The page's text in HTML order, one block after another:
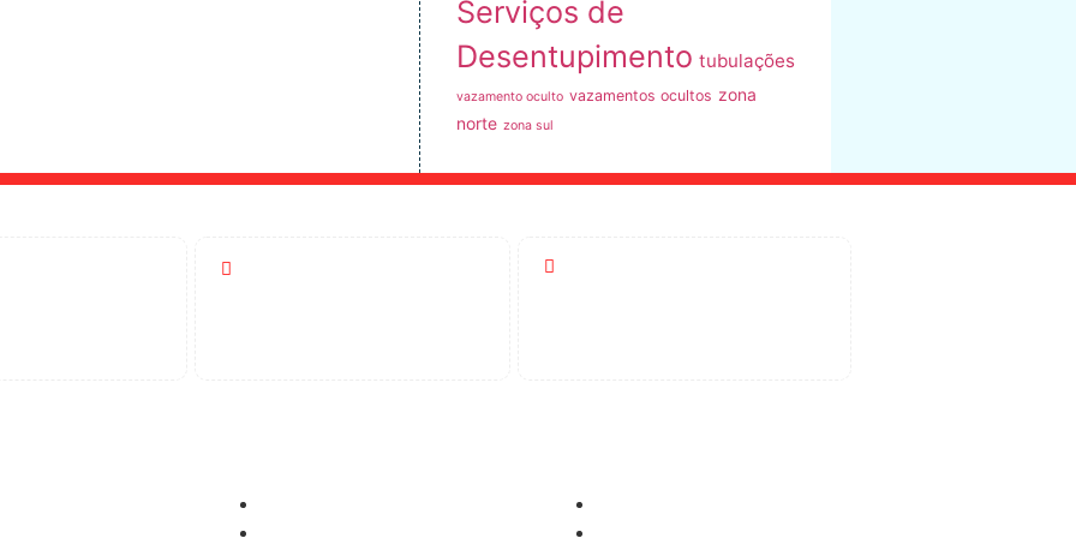
Serviços de
Desentupimento tubulações
vazamento oculto vazamentos ocultos zona
norte zona sul